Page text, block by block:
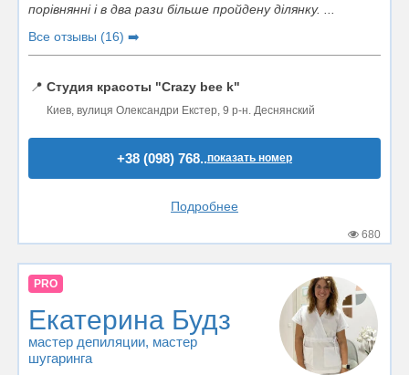
порівнянні і в два рази більше пройдену ділянку. ...
Все отзывы (16) ➡️
📍 Студия красоты "Crazy bee k"
Киев, вулиця Олександри Екстер, 9 р-н. Деснянский
+38 (098) 768..показать номер
Подробнее
680
PRO
Екатерина Будз
мастер депиляции, мастер
шугаринга